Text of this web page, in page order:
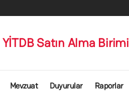
YİTDB Satın Alma Birimi
Mevzuat Duyurular Raporlar